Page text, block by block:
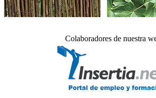
Colaboradores de nuestra